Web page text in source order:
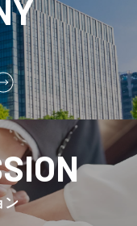
ン